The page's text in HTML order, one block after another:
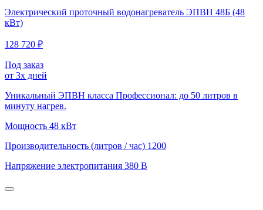
Электрический проточный водонагреватель ЭПВН 48Б (48
кВт)
128 720 ₽
Под заказ
от 3х дней
Уникальный ЭПВН класса Профессионал: до 50 литров в
минуту нагрев.
Мощность 48 кВт
Производительность (литров / час) 1200
Напряжение электропитания 380 В